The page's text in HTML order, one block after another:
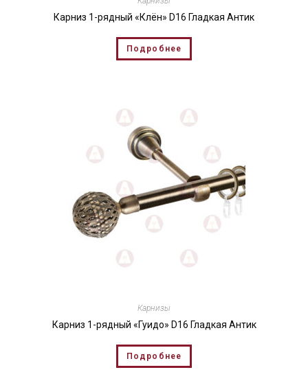
Карниз 1-рядный «Клён» D16 Гладкая Антик
Подробнее
Карнизы
Карниз 1-рядный «Гуидо» D16 Гладкая Антик
Подробнее